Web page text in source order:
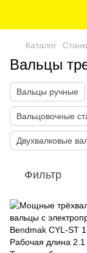
Каталог
Вальцы
Вальцы ручные
Вальцовочные
Двухвалковые
Фильтр